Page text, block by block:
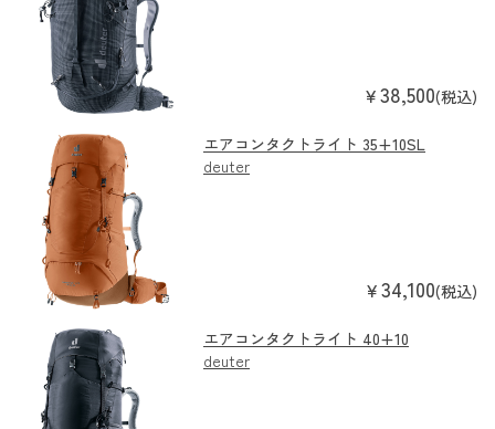
￥38,500(税込)
エアコンタクトライト 35+10SL
deuter
￥34,100(税込)
エアコンタクトライト 40+10
deuter